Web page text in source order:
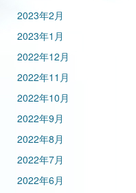
2023年2月
2023年1月
2022年12月
2022年11月
2022年10月
2022年9月
2022年8月
2022年7月
2022年6月